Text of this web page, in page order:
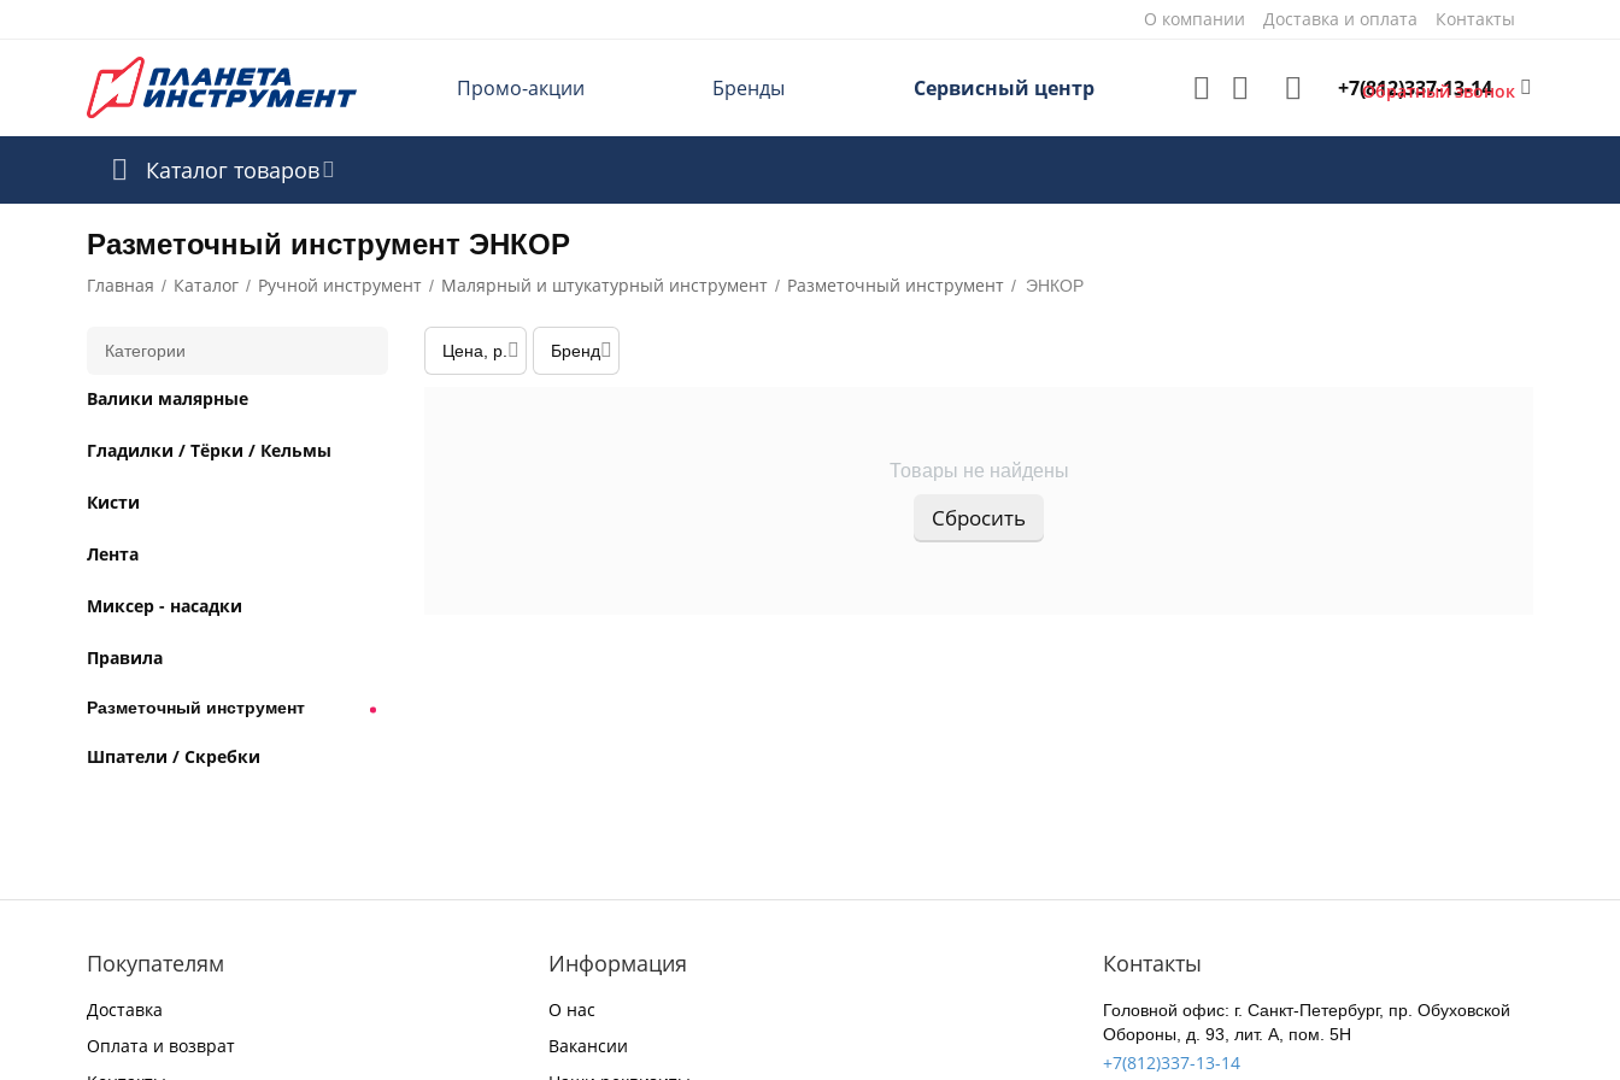
О компании Доставка и оплата Контакты
Промо-акции Бренды Сервисный центр +7(812)337-13-14
Обратный звонок
Каталог товаров
Разметочный инструмент ЭНКОР
Главная / Каталог / Ручной инструмент / Малярный и штукатурный инструмент / Разметочный инструмент / ЭНКОР
Цена, р. Бренд
Товары не найдены
Сбросить
Категории
Валики малярные
Гладилки / Тёрки / Кельмы
Кисти
Лента
Миксер - насадки
Правила
Разметочный инструмент
Шпатели / Скребки
Покупателям
Доставка
Оплата и возврат
Информация
О нас
Вакансии
Контакты
Головной офис: г. Санкт-Петербург, пр. Обуховской
Обороны, д. 93, лит. А, пом. 5Н
+7(812)337-13-14